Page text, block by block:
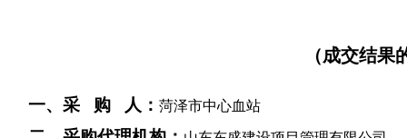
（成交结
一、 采 购 人： 菏泽市中心血站